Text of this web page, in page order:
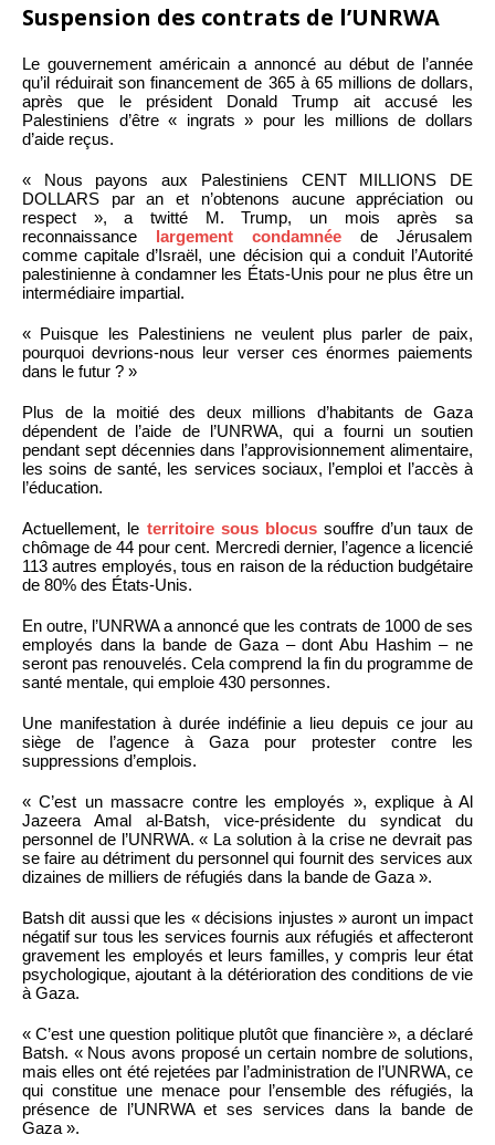
Suspension des contrats de l’UNRWA
Le gouvernement américain a annoncé au début de l’année
qu’il réduirait son financement de 365 à 65 millions de dollars,
après que le président Donald Trump ait accusé les
Palestiniens d’être « ingrats » pour les millions de dollars
d’aide reçus.
« Nous payons aux Palestiniens CENT MILLIONS DE
DOLLARS par an et n’obtenons aucune appréciation ou
respect », a twitté M. Trump, un mois après sa
reconnaissance largement condamnée de Jérusalem
comme capitale d’Israël, une décision qui a conduit l’Autorité
palestinienne à condamner les États-Unis pour ne plus être un
intermédiaire impartial.
« Puisque les Palestiniens ne veulent plus parler de paix,
pourquoi devrions-nous leur verser ces énormes paiements
dans le futur ? »
Plus de la moitié des deux millions d’habitants de Gaza
dépendent de l’aide de l’UNRWA, qui a fourni un soutien
pendant sept décennies dans l’approvisionnement alimentaire,
les soins de santé, les services sociaux, l’emploi et l’accès à
l’éducation.
Actuellement, le territoire sous blocus souffre d’un taux de
chômage de 44 pour cent. Mercredi dernier, l’agence a licencié
113 autres employés, tous en raison de la réduction budgétaire
de 80% des États-Unis.
En outre, l’UNRWA a annoncé que les contrats de 1000 de ses
employés dans la bande de Gaza – dont Abu Hashim – ne
seront pas renouvelés. Cela comprend la fin du programme de
santé mentale, qui emploie 430 personnes.
Une manifestation à durée indéfinie a lieu depuis ce jour au
siège de l’agence à Gaza pour protester contre les
suppressions d’emplois.
« C’est un massacre contre les employés », explique à Al
Jazeera Amal al-Batsh, vice-présidente du syndicat du
personnel de l’UNRWA. « La solution à la crise ne devrait pas
se faire au détriment du personnel qui fournit des services aux
dizaines de milliers de réfugiés dans la bande de Gaza ».
Batsh dit aussi que les « décisions injustes » auront un impact
négatif sur tous les services fournis aux réfugiés et affecteront
gravement les employés et leurs familles, y compris leur état
psychologique, ajoutant à la détérioration des conditions de vie
à Gaza.
« C’est une question politique plutôt que financière », a déclaré
Batsh. « Nous avons proposé un certain nombre de solutions,
mais elles ont été rejetées par l’administration de l’UNRWA, ce
qui constitue une menace pour l’ensemble des réfugiés, la
présence de l’UNRWA et ses services dans la bande de
Gaza ».